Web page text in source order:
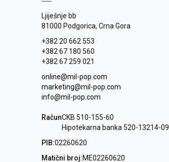
Ljiješnje bb
81000 Podgorica, Crna Gora
+382 20 662 553
+382 67 180 560
+382 67 259 021
online@mil-pop.com
marketing@mil-pop.com
info@mil-pop.com
RačunCKB 510-155-60
Hipotekarna banka 520-13214-09
PIB:02260620
Matični broj:ME02260620